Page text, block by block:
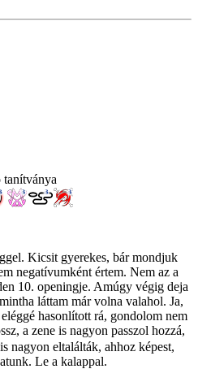
Kicsit gyerekes, bár mondjuk
negatívumként értem. Nem az a
10. openingje. Amúgy végig deja
láttam már volna valahol. Ja,
hasonlított rá, gondolom nem
a zene is nagyon passzol hozzá,
nagyon eltalálták, ahhoz képest,
Le a kalappal.